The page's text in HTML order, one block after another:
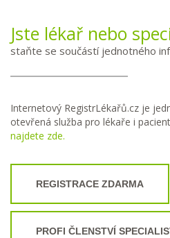
Jste lékař nebo
staňte se součástí jednotného
Internetový RegistrLékařů.cz je
otevřená služba pro lékaře i
najdete zde.
REGISTRACE ZDARMA
PROFI ČLENSTVÍ